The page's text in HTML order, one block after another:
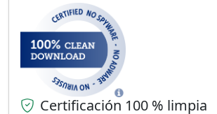
Certificación 100 % limpia